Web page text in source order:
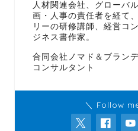
人材関連会社、グローバ
画・人事の責任者を経て
リーの研修講師、経営コ
ジネス書作家。
合同会社ノマド＆ブラン
コンサルタント
＼ Follow